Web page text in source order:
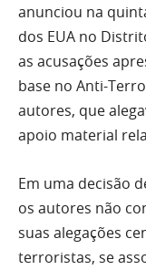
anunciou na
dos EUA no
as acusações
base no Anti-
autores, que
apoio material
Em uma decisão
os autores não
suas alegações
terroristas, se